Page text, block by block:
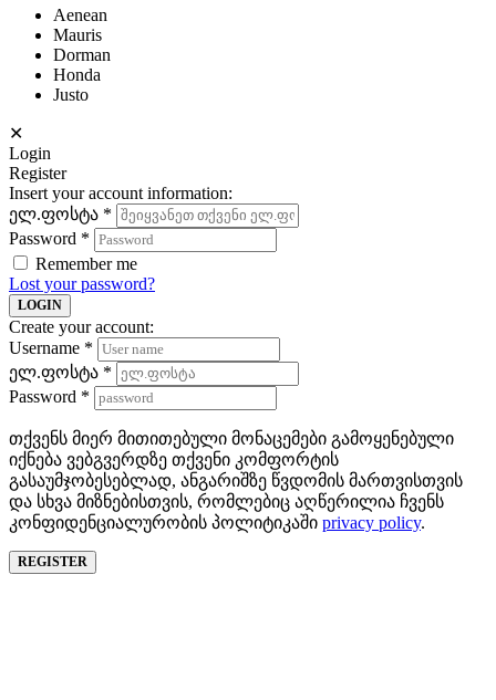
Aenean
Mauris
Dorman
Honda
Justo
✕
Login
Register
Insert your account information:
ელ.ფოსტა *
Password *
Remember me
Lost your password?
LOGIN
Create your account:
Username *
ელ.ფოსტა *
Password *
თქვენს მიერ მითითებული მონაცემები გამოყენებული
იქნება ვებგვერდზე თქვენი კომფორტის
გასაუმჯობესებლად, ანგარიშზე წვდომის მართვისთვის
და სხვა მიზნებისთვის, რომლებიც აღწერილია ჩვენს
კონფიდენციალურობის პოლიტიკაში privacy policy.
REGISTER